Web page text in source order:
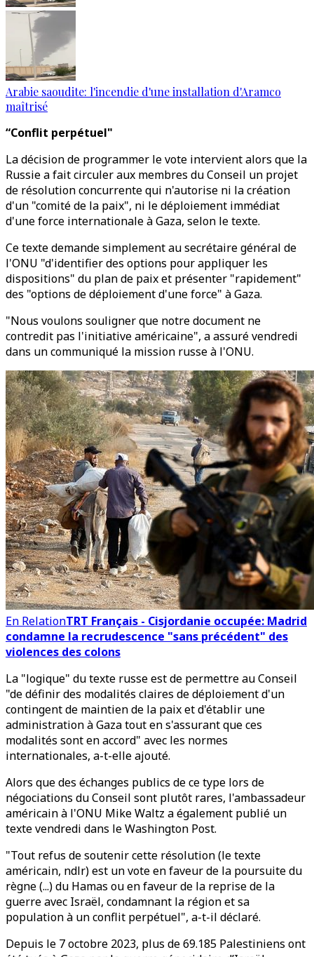
Arabie saoudite: l'incendie d'une installation d'Aramco
maîtrisé
“Conflit perpétuel"
La décision de programmer le vote intervient alors que la
Russie a fait circuler aux membres du Conseil un projet
de résolution concurrente qui n'autorise ni la création
d'un "comité de la paix", ni le déploiement immédiat
d'une force internationale à Gaza, selon le texte.
Ce texte demande simplement au secrétaire général de
l'ONU "d'identifier des options pour appliquer les
dispositions" du plan de paix et présenter "rapidement"
des "options de déploiement d'une force" à Gaza.
"Nous voulons souligner que notre document ne
contredit pas l'initiative américaine", a assuré vendredi
dans un communiqué la mission russe à l'ONU.
En RelationTRT Français - Cisjordanie occupée: Madrid
condamne la recrudescence "sans précédent" des
violences des colons
La "logique" du texte russe est de permettre au Conseil
"de définir des modalités claires de déploiement d'un
contingent de maintien de la paix et d'établir une
administration à Gaza tout en s'assurant que ces
modalités sont en accord" avec les normes
internationales, a-t-elle ajouté.
Alors que des échanges publics de ce type lors de
négociations du Conseil sont plutôt rares, l'ambassadeur
américain à l'ONU Mike Waltz a également publié un
texte vendredi dans le Washington Post.
"Tout refus de soutenir cette résolution (le texte
américain, ndlr) est un vote en faveur de la poursuite du
règne (...) du Hamas ou en faveur de la reprise de la
guerre avec Israël, condamnant la région et sa
population à un conflit perpétuel", a-t-il déclaré.
Depuis le 7 octobre 2023, plus de 69.185 Palestiniens ont